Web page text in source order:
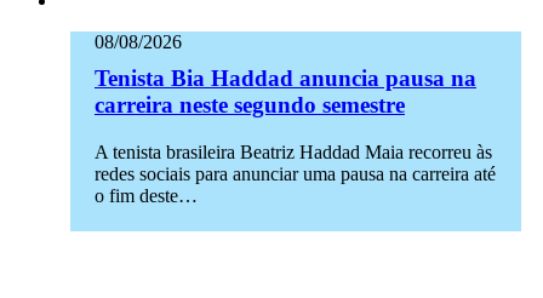
08/08/2026
Tenista Bia Haddad anuncia pausa na
carreira neste segundo semestre
A tenista brasileira Beatriz Haddad Maia recorreu às
redes sociais para anunciar uma pausa na carreira até
o fim deste…